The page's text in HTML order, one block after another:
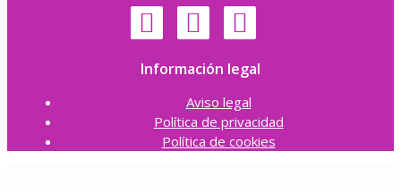
Información legal
Aviso legal
Política de privacidad
Política de cookies